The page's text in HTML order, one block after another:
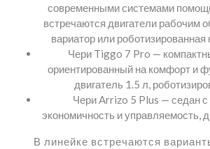
современными системами
встречаются двигатели рабочим
вариатор или роботизированная
Чери Tiggo 7 Pro —
ориентированный на комфорт и
двигатель 1.5 л,
Чери Arrizo 5 Plus — седан с
экономичность и управляемость,
В линейке встречаются